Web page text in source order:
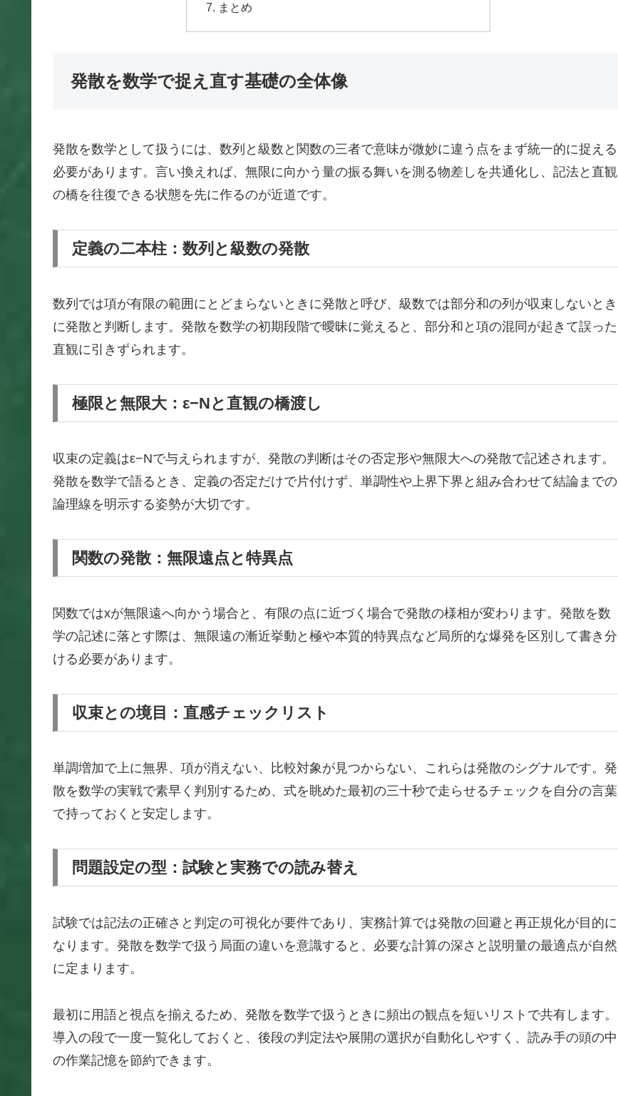
まとめ
発散を数学で捉え直す基礎の全体像
発散を数学として扱うには、数列と級数と関数の三者で意味が微妙に違う点をまず統一的に捉える
必要があります。言い換えれば、無限に向かう量の振る舞いを測る物差しを共通化し、記法と直観
の橋を往復できる状態を先に作るのが近道です。
定義の二本柱：数列と級数の発散
数列では項が有限の範囲にとどまらないときに発散と呼び、級数では部分和の列が収束しないとき
に発散と判断します。発散を数学の初期段階で曖昧に覚えると、部分和と項の混同が起きて誤った
直観に引きずられます。
極限と無限大：ε−Nと直観の橋渡し
収束の定義はε−Nで与えられますが、発散の判断はその否定形や無限大への発散で記述されます。
発散を数学で語るとき、定義の否定だけで片付けず、単調性や上界下界と組み合わせて結論までの
論理線を明示する姿勢が大切です。
関数の発散：無限遠点と特異点
関数ではxが無限遠へ向かう場合と、有限の点に近づく場合で発散の様相が変わります。発散を数
学の記述に落とす際は、無限遠の漸近挙動と極や本質的特異点など局所的な爆発を区別して書き分
ける必要があります。
収束との境目：直感チェックリスト
単調増加で上に無界、項が消えない、比較対象が見つからない、これらは発散のシグナルです。発
散を数学の実戦で素早く判別するため、式を眺めた最初の三十秒で走らせるチェックを自分の言葉
で持っておくと安定します。
問題設定の型：試験と実務での読み替え
試験では記法の正確さと判定の可視化が要件であり、実務計算では発散の回避と再正規化が目的に
なります。発散を数学で扱う局面の違いを意識すると、必要な計算の深さと説明量の最適点が自然
に定まります。
最初に用語と視点を揃えるため、発散を数学で扱うときに頻出の観点を短いリストで共有します。
導入の段で一度一覧化しておくと、後段の判定法や展開の選択が自動化しやすく、読み手の頭の中
の作業記憶を節約できます。